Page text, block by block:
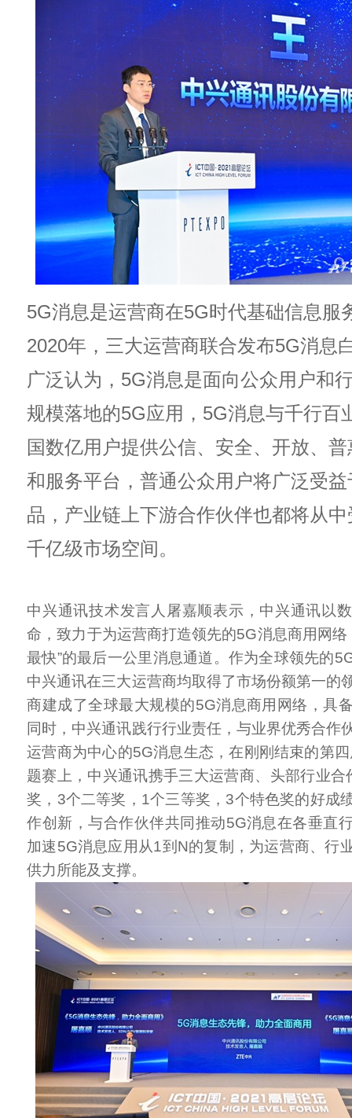
5G消息是运营商在5G时代基础信息服
2020年，三大运营商联合发布5G消息
广泛认为，5G消息是面向公众用户和
规模落地的5G应用，5G消息与千行百
国数亿用户提供公信、安全、开放、
和服务平台，普通公众用户将广泛受
品，产业链上下游合作伙伴也都将从
千亿级市场空间。
中兴通讯技术发言人屠嘉顺表示，中兴通讯以
命，致力于为运营商打造领先的5G消息商用网络
最快”的最后一公里消息通道。作为全球领先的
中兴通讯在三大运营商均取得了市场份额第一的
商建成了全球最大规模的5G消息商用网络，具
同时，中兴通讯践行行业责任，与业界优秀合作
运营商为中心的5G消息生态，在刚刚结束的第
题赛上，中兴通讯携手三大运营商、头部行业合
奖，3个二等奖，1个三等奖，3个特色奖的好成
作创新，与合作伙伴共同推动5G消息在各垂直
加速5G消息应用从1到N的复制，为运营商、行
供力所能及支撑。